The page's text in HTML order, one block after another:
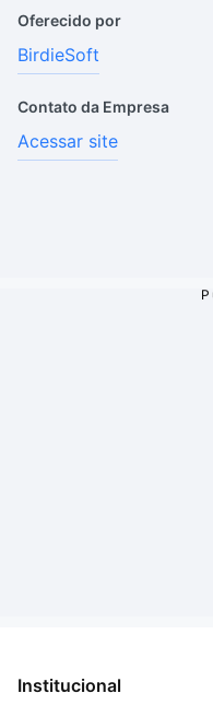
Oferecido por
BirdieSoft
Contato da Empresa
Acessar site
Institucional